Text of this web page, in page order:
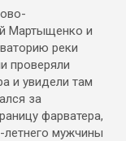
Мартыщенко и
реки
проверяли
и увидели там
за
фарватера,
летнего мужчины